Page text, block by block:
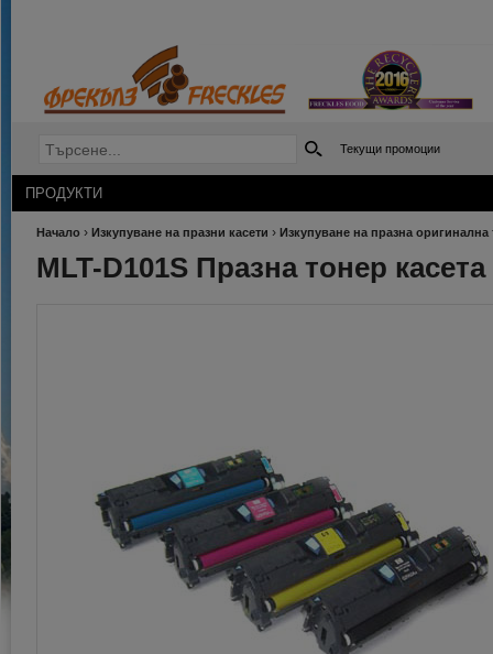
Текущи промоции
ПРОДУКТИ
Начало › Изкупуване на празни касети › Изкупуване на празна
MLT-D101S Празна тонер